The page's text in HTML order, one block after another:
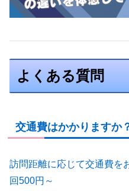
よくある質問
交通費はかかりますか
訪問距離に応じて交通費を
回500円～